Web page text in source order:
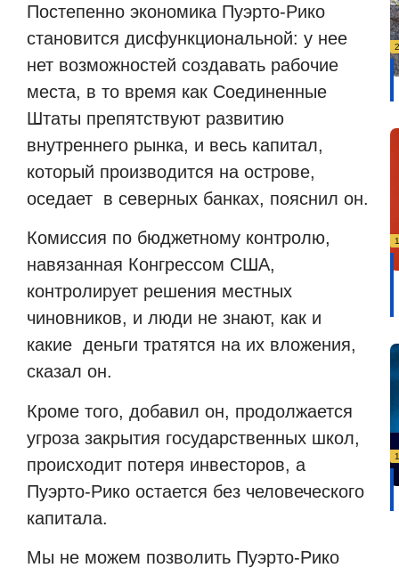
Постепенно экономика Пуэрто-Рико
становится дисфункциональной: у нее
нет возможностей создавать рабочие
места, в то время как Соединенные
Штаты препятствуют развитию
внутреннего рынка, и весь капитал,
который производится на острове,
оседает в северных банках, пояснил он.
Комиссия по бюджетному контролю,
навязанная Конгрессом США,
контролирует решения местных
чиновников, и люди не знают, как и
какие деньги тратятся на их вложения,
сказал он.
Кроме того, добавил он, продолжается
угроза закрытия государственных школ,
происходит потеря инвесторов, а
Пуэрто-Рико остается без человеческого
капитала.
Мы не можем позволить Пуэрто-Рико